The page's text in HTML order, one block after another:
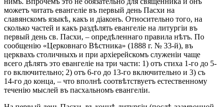
можетъ читать евангеліе въ первый день Пасхи на
славянскомъ языкѣ, какъ и діаконъ. Относительно того, на
сколько частей и какъ раздѣлять евангеліе на литургіи въ
первый день св. Пасхи, – опредѣленнаго правила нѣтъ. По
сообщенію «Церковнаго Вѣстника» (1888 г. № 33-й), въ
церквахъ столичныхъ и при архіерейскомъ служеніи чаще
всего дѣлятъ это евангеліе на три части: 1) отъ стиха 1-го до 5-
го включительно; 2) отъ 6-го до 13-го включительно и 3) съ
14-го до конца, – что вполнѣ соотвѣтствуетъ естественному
теченію мыслей въ пасхальномъ евангеліи.